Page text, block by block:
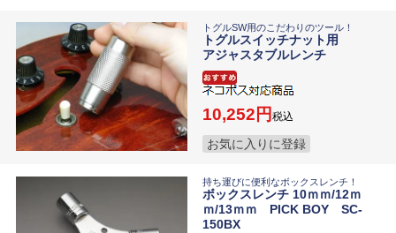
トグルSW用のこだわりのツール！
トグルスイッチナット用
アジャスタブルレンチ
10,252 税込
お気に入りに登録
持ち運びに便利なボックスレンチ！
ボックスレンチ 10ｍｍ/12ｍ
ｍ/13ｍｍ PICK BOY SC-
150BX